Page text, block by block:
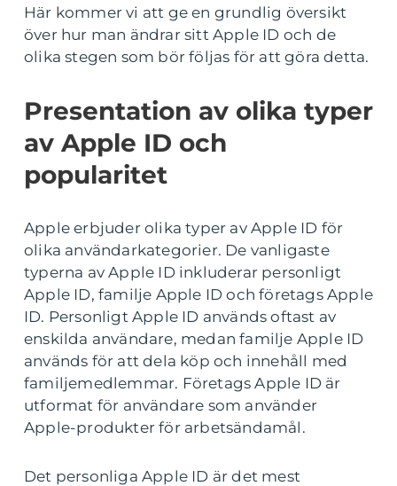
Här kommer vi att ge en grundlig översikt
över hur man ändrar sitt Apple ID och de
olika stegen som bör följas för att göra detta.
Presentation av olika typer
av Apple ID och
popularitet
Apple erbjuder olika typer av Apple ID för
olika användarkategorier. De vanligaste
typerna av Apple ID inkluderar personligt
Apple ID, familje Apple ID och företags Apple
ID. Personligt Apple ID används oftast av
enskilda användare, medan familje Apple ID
används för att dela köp och innehåll med
familjemedlemmar. Företags Apple ID är
utformat för användare som använder
Apple-produkter för arbetsändamål.
Det personliga Apple ID är det mest